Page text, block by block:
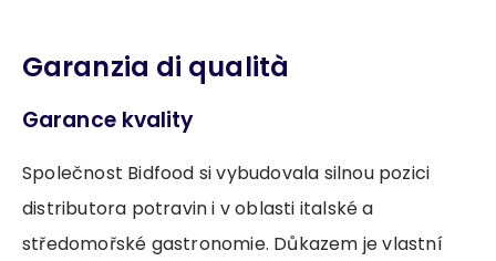
Garanzia di qualità
Garance kvality
Společnost Bidfood si vybudovala silnou pozici
distributora potravin i v oblasti italské a
středomořské gastronomie. Důkazem je vlastní